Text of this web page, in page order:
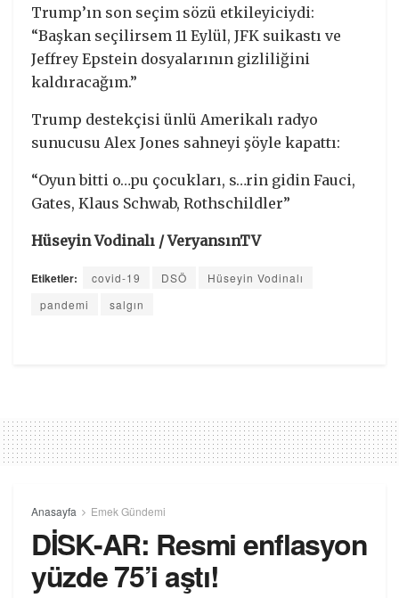
Trump’ın son seçim sözü etkileyiciydi:
“Başkan seçilirsem 11 Eylül, JFK suikastı ve
Jeffrey Epstein dosyalarının gizliliğini
kaldıracağım.”
Trump destekçisi ünlü Amerikalı radyo
sunucusu Alex Jones sahneyi şöyle kapattı:
“Oyun bitti o…pu çocukları, s…rin gidin Fauci,
Gates, Klaus Schwab, Rothschildler”
Hüseyin Vodinalı / VeryansınTV
Etiketler: covid-19 DSÖ
Hüseyin Vodinalı
pandemi
salgın
Anasayfa Emek Gündemi
DİSK-AR: Resmi enflasyon
yüzde 75’i aştı!